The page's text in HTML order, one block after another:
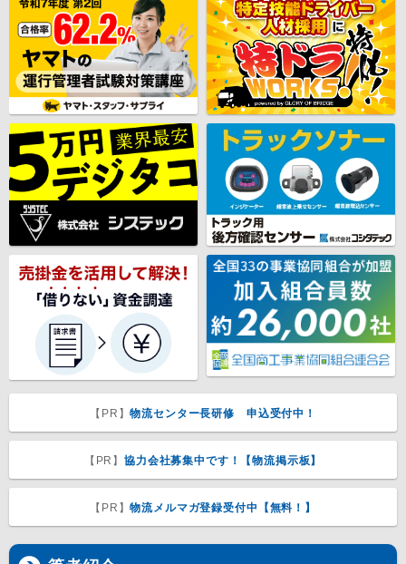
【PR】物流センター長研修 申込受付中！
【PR】協力会社募集中です！【物流掲示板】
【PR】物流メルマガ登録受付中【無料！】